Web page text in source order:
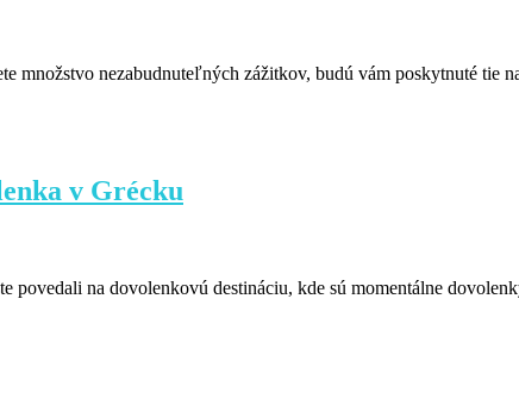
množstvo nezabudnuteľných zážitkov, budú vám poskytnuté tie
v Grécku
povedali na dovolenkovú destináciu, kde sú momentálne